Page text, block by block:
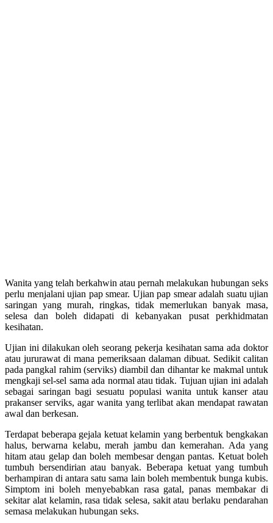
Wanita yang telah berkahwin atau pernah melakukan hubungan seks
perlu menjalani ujian pap smear. Ujian pap smear adalah suatu ujian
saringan yang murah, ringkas, tidak memerlukan banyak masa,
selesa dan boleh didapati di kebanyakan pusat perkhidmatan
kesihatan.
Ujian ini dilakukan oleh seorang pekerja kesihatan sama ada doktor
atau jururawat di mana pemeriksaan dalaman dibuat. Sedikit calitan
pada pangkal rahim (serviks) diambil dan dihantar ke makmal untuk
mengkaji sel-sel sama ada normal atau tidak. Tujuan ujian ini adalah
sebagai saringan bagi sesuatu populasi wanita untuk kanser atau
prakanser serviks, agar wanita yang terlibat akan mendapat rawatan
awal dan berkesan.
Terdapat beberapa gejala ketuat kelamin yang berbentuk bengkakan
halus, berwarna kelabu, merah jambu dan kemerahan. Ada yang
hitam atau gelap dan boleh membesar dengan pantas. Ketuat boleh
tumbuh bersendirian atau banyak. Beberapa ketuat yang tumbuh
berhampiran di antara satu sama lain boleh membentuk bunga kubis.
Simptom ini boleh menyebabkan rasa gatal, panas membakar di
sekitar alat kelamin, rasa tidak selesa, sakit atau berlaku pendarahan
semasa melakukan hubungan seks.